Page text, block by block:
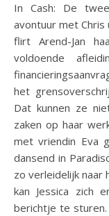
In Cash: De
avontuur met
flirt Arend-Jan
voldoende
het
Dat kunnen ze
zaken op haar
met vriendin Eva
dansend in
zo verleidelijk naar
kan Jessica zich
berichtje te